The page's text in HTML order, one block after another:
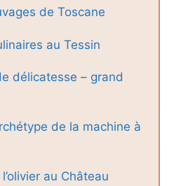
de Toscane
au Tessin
délicatesse – grand
de la machine à
au Château